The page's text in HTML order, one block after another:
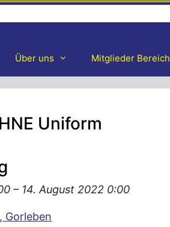
Über uns Mitglieder Bereich
Uniform
– 14. August 2022 0:00
Gorleben